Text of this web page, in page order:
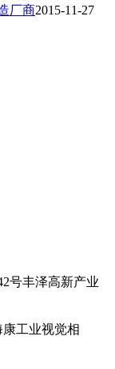
厂商2015-11-27
号丰泽高新产业
康工业视觉相